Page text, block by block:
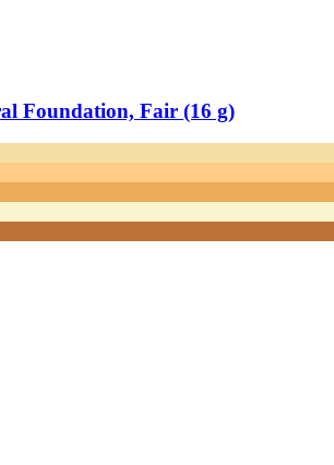
Foundation, Fair (16 g)